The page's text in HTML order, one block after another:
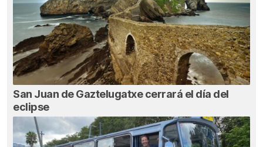
San Juan de Gaztelugatxe cerrará el día del
eclipse